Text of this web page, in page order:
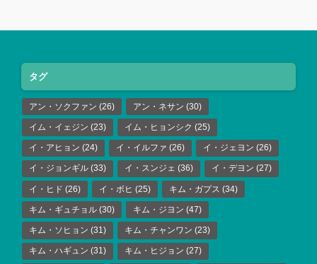
タグ
アン・ソクファン (26) アン・ネサン (30)
イム・イェジン (23) イム・ヒョンシク (25)
イ・アヒョン (24) イ・イルファ (26) イ・ジェヨン (26)
イ・ジョンギル (33) イ・スンジェ (36) イ・デヨン (27)
イ・ヒド (26) イ・ボヒ (25) キム・ガプス (34)
キム・ギュチョル (30) キム・ジヨン (47)
キム・ソヒョン (31) キム・チャンワン (23)
キム・ハギュン (31) キム・ヒジョン (27)